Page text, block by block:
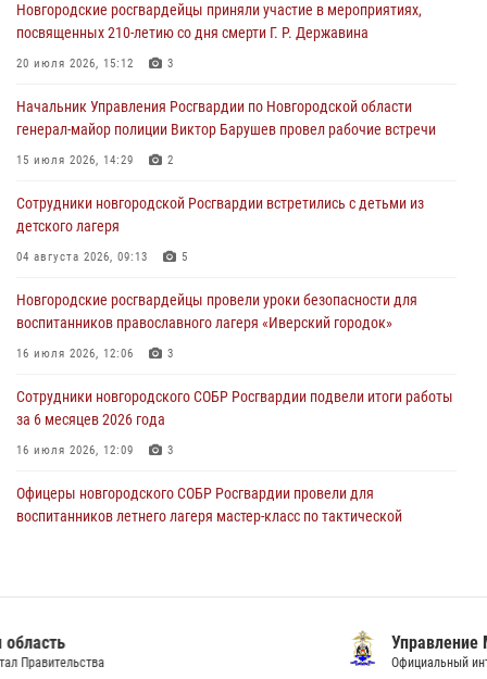
04 августа 2026, 09:13 5
Новгородские росгвардейцы за неделю осуществили 203 выезда на
04 августа 2026, 09:12 1
Радиоэфир программы "Новости дня" на радио "Радио53" от 30
центре подготовки личного состава Росгвардии.
30 июля 2026, 16:00
разрешительной работы Росгвардии провели телефонную «горячую
линию»
30 июля 2026, 14:36 1
Новгородские росгвардейцы рассказали о службе детям из летнего
лагеря «Волынь»
30 июля 2026, 08:40 5
Новгородские росгвардейцы приняли участие в мероприятиях,
посвященных 210-летию со дня смерти Г. Р. Державина
20 июля 2026, 15:12 3
Начальник Управления Росгвардии по Новгородской области
генерал-майор полиции Виктор Барушев провел рабочие встречи
15 июля 2026, 14:29 2
Сотрудники новгородской Росгвардии встретились с детьми из
детского лагеря
04 августа 2026, 09:13 5
Новгородские росгвардейцы провели уроки безопасности для
воспитанников православного лагеря «Иверский городок»
16 июля 2026, 12:06 3
Сотрудники новгородского СОБР Росгвардии подвели итоги работы
за 6 месяцев 2026 года
16 июля 2026, 12:09 3
Офицеры новгородского СОБР Росгвардии провели для
воспитанников летнего лагеря мастер-класс по тактической
подвел итоги служебной деятельности сотрудников
вневедомственной охраны за первое полугодие 2026 года
Управление МВД России по Новгородской области
Официальный интернет-сайт